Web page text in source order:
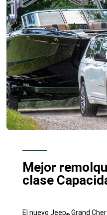
Mejor
clase
El nuevo Jeep Grand